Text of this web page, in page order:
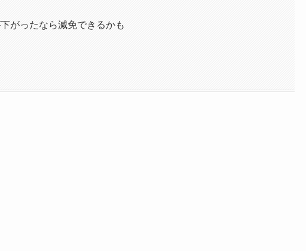
がったなら減免できるかも